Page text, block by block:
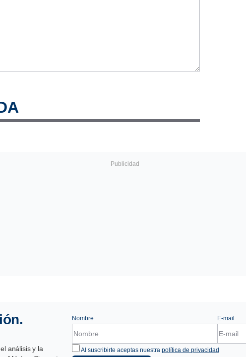
análisis y la
Nombre E-mail
Al suscribirte aceptas nuestra política de privacidad